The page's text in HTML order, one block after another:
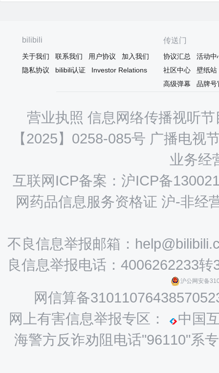
伤大雅吧，季番的遗憾呀
此外，以下评价存在严重的剧透
如果是还没追完的朋友，建议先
最下方的评分，等看完动漫之后
来看整体评价哦 那么，下面正
始 【评分体系】:由低到高 屑作
普通作品(A-、A、A+) 能走进我
显的缺点也跟他的作
bilibili
关于我们 联系我们 用户协议
加入我们
隐私协议
bilibili认证 Investor Relations
传送门
协议汇总
活动中
社区中心
壁纸站
高级弹幕
品牌号
营业执照 信息网络传播视听
【2025】0258-085号 广播电视
业务经
互联网ICP备案：沪ICP备
网药品信息服务资格证 沪-非经
不良信息举报邮箱：
良信息举报电话：4006262233转
沪公网安备
网信算备
网上有害信息举报专区：
中国
海警方反诈劝阻电话"96110"系